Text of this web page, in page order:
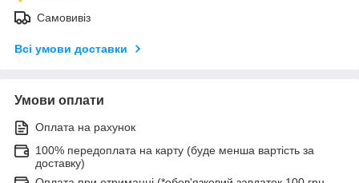
Самовивіз
Всі умови доставки
Умови оплати
Оплата на рахунок
100% передоплата на карту (буде менша вартість за
доставку)